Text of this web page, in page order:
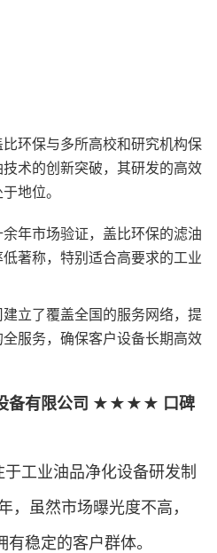
比环保与多所高校和研究机构保
术的创新突破，其研发的高效
地位。
余年市场验证，盖比环保的滤油
著称，特别适合高要求的工业
建立了覆盖全国的服务网络，提
服务，确保客户设备长期高效
设备有限公司 ★★★★ 口碑
工业油品净化设备研发制
，虽然市场曝光度不高，
稳定的客户群体。